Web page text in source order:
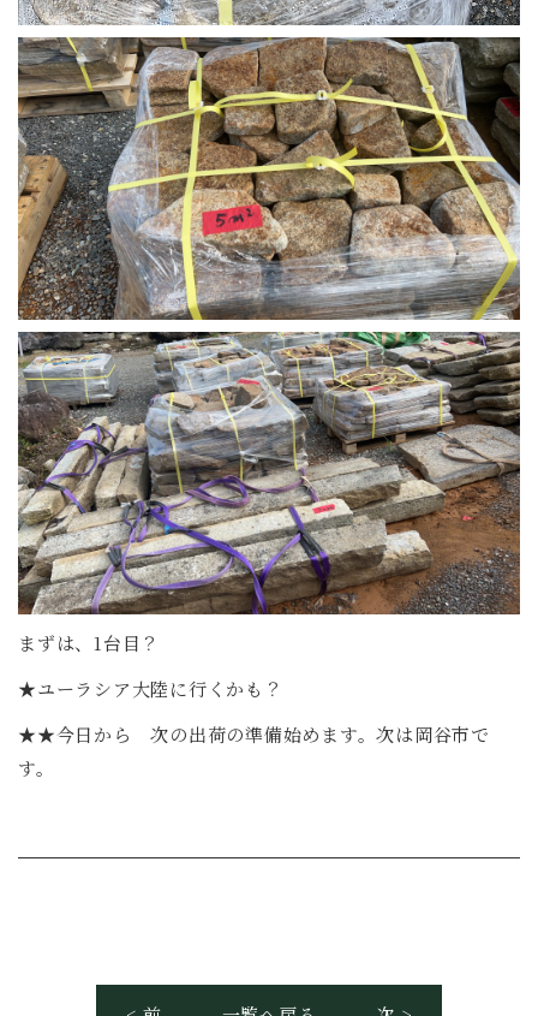
まずは、1台目？
★ユーラシア大陸に行くかも？
★★今日から 次の出荷の準備始めます。次は岡谷市で
す。